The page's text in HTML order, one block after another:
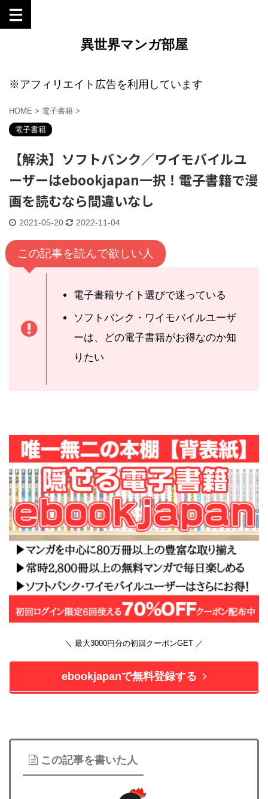
異世界マンガ部屋
※アフィリエイト広告を利用しています
HOME > 電子書籍 >
電子書籍
【解決】ソフトバンク／ワイモバイルユ
ーザーはebookjapan一択！電子書籍で漫
画を読むなら間違いなし
2021-05-20 2022-11-04
この記事を読んで欲しい人
電子書籍サイト選びで迷っている
ソフトバンク・ワイモバイルユーザ
ーは、どの電子書籍がお得なのか知
りたい
＼ 最大3000円分の初回クーポンGET ／
ebookjapanで無料登録する
この記事を書いた人